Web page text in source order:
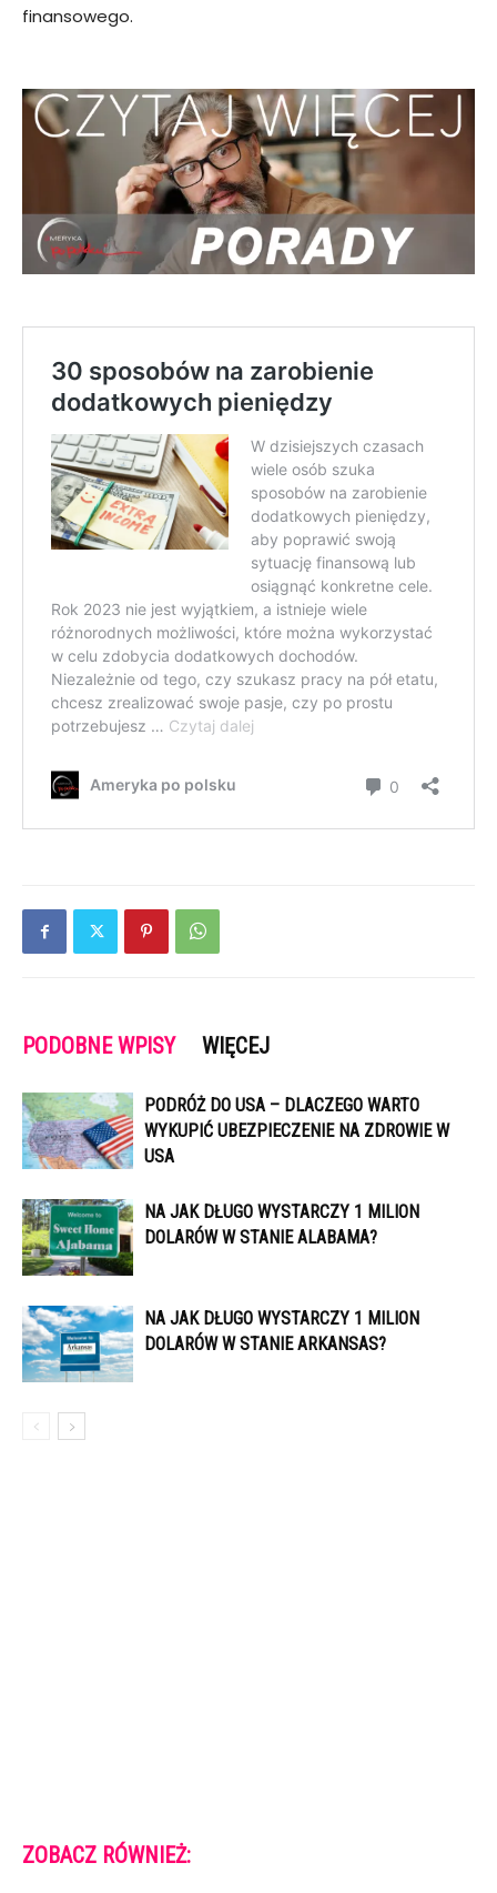
finansowego.
PODOBNE WPISY WIĘCEJ
PODRÓŻ DO USA – DLACZEGO WARTO
WYKUPIĆ UBEZPIECZENIE NA ZDROWIE W
USA
NA JAK DŁUGO WYSTARCZY 1 MILION
DOLARÓW W STANIE ALABAMA?
NA JAK DŁUGO WYSTARCZY 1 MILION
DOLARÓW W STANIE ARKANSAS?
ZOBACZ RÓWNIEŻ: